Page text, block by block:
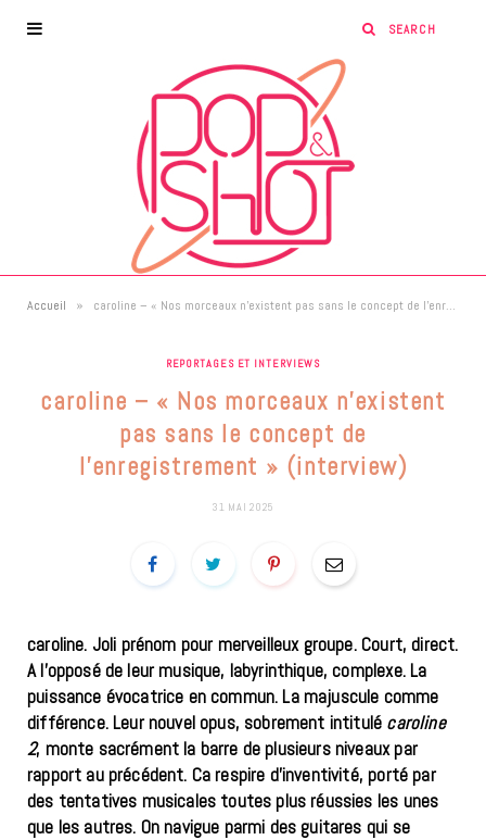
Accueil » caroline – « Nos morceaux n’existent pas sans le concept de l’enregistrement » (interview)
REPORTAGES ET INTERVIEWS
caroline – « Nos morceaux n’existent
pas sans le concept de
l’enregistrement » (interview)
31 MAI 2025
caroline. Joli prénom pour merveilleux groupe. Court, direct.
A l’opposé de leur musique, labyrinthique, complexe. La
puissance évocatrice en commun. La majuscule comme
différence. Leur nouvel opus, sobrement intitulé caroline
2, monte sacrément la barre de plusieurs niveaux par
rapport au précédent. Ca respire d’inventivité, porté par
des tentatives musicales toutes plus réussies les unes
que les autres. On navigue parmi des guitares qui se